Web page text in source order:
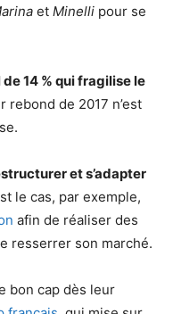
et Minelli pour se
14 % qui fragilise le
rebond de 2017 n’est
et s’adapter
le cas, par exemple,
afin de réaliser des
resserrer son marché.
bon cap dès leur